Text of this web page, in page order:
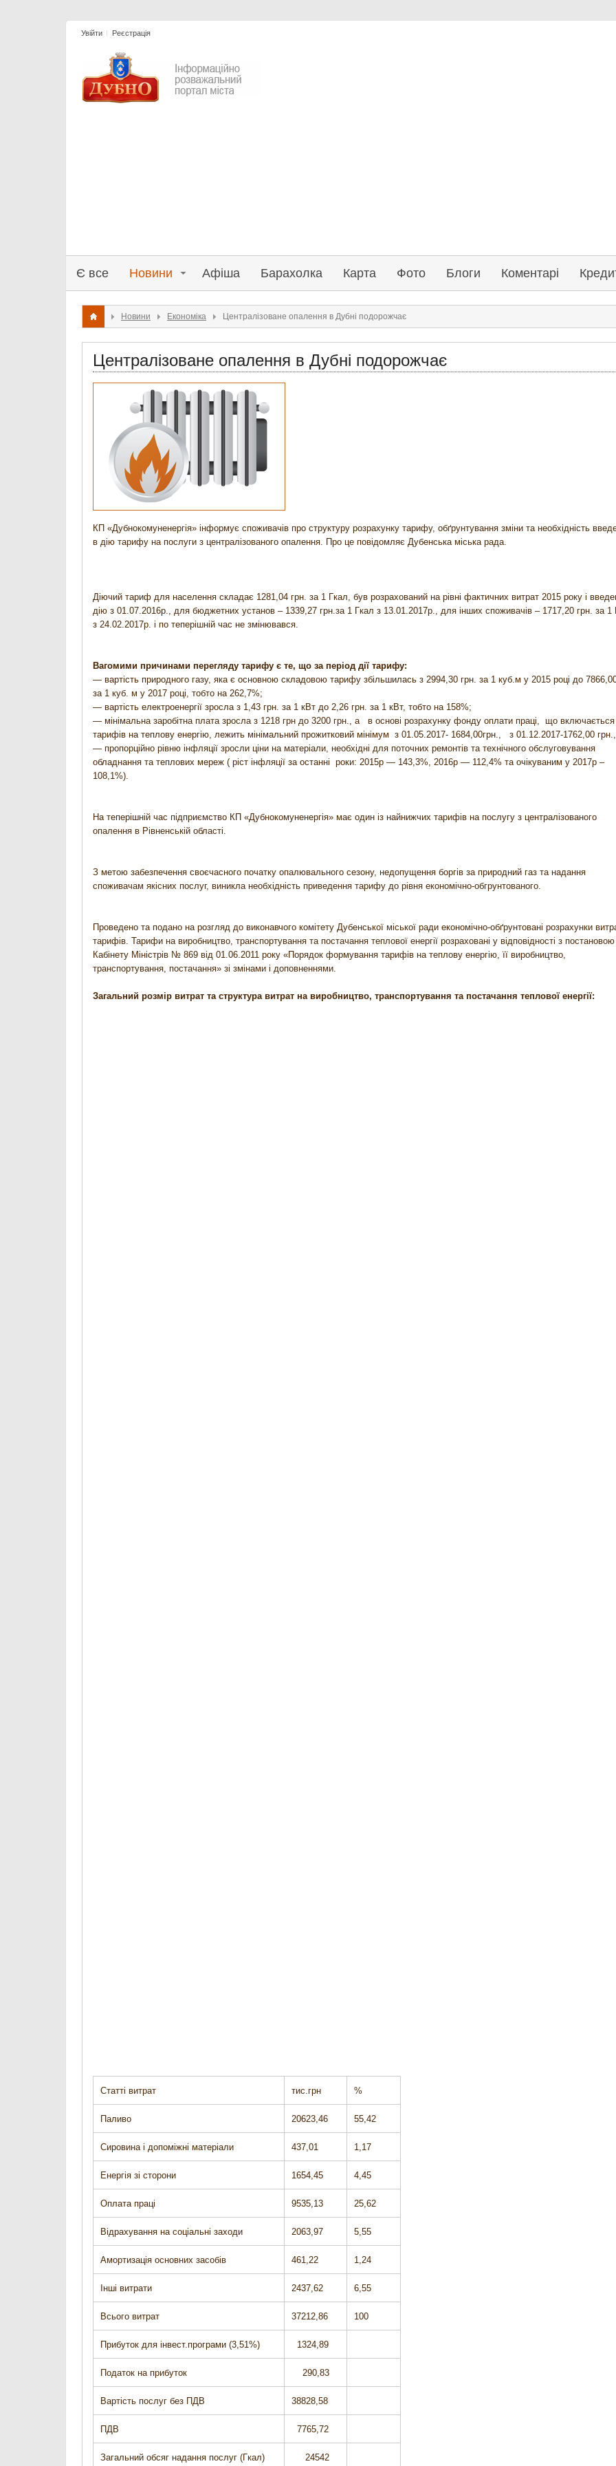
Увійти Реєстрація
Є все Новини Афіша Барахолка Карта Фото Блоги Коментарі
Новини Економіка Централізоване опалення в Дубні подорожчає
Централізоване опалення в Дубні подорожчає
КП «Дубнокомуненергія» інформує споживачів про структуру розрахунку тарифу, обґрунтування зміни та необхідність
в дію тарифу на послуги з централізованого опалення. Про це повідомляє Дубенська міська рада.
Діючий тариф для населення складає 1281,04 грн. за 1 Гкал, був розрахований на рівні фактичних витрат 2015 року і
дію з 01.07.2016р., для бюджетних установ – 1339,27 грн.за 1 Гкал з 13.01.2017р., для інших споживачів – 1717,20 грн. за 1
з 24.02.2017р. і по теперішній час не змінювався.
Вагомими причинами перегляду тарифу є те, що за період дії тарифу:
— вартість природного газу, яка є основною складовою тарифу збільшилась з 2994,30 грн. за 1 куб.м у 2015 році до
за 1 куб. м у 2017 році, тобто на 262,7%;
— вартість електроенергії зросла з 1,43 грн. за 1 кВт до 2,26 грн. за 1 кВт, тобто на 158%;
— мінімальна заробітна плата зросла з 1218 грн до 3200 грн., а в основі розрахунку фонду оплати праці, що
тарифів на теплову енергію, лежить мінімальний прожитковий мінімум з 01.05.2017- 1684,00грн., з 01.12.2017-1762,00 грн.,
— пропорційно рівню інфляції зросли ціни на матеріали, необхідні для поточних ремонтів та технічного обслуговування
обладнання та теплових мереж ( ріст інфляції за останні роки: 2015р — 143,3%, 2016р — 112,4% та очікуваним у 2017р –
108,1%).
На теперішній час підприємство КП «Дубнокомуненергія» має один із найнижчих тарифів на послугу з централізованого
опалення в Рівненській області.
З метою забезпечення своєчасного початку опалювального сезону, недопущення боргів за природний газ та надання
споживачам якісних послуг, виникла необхідність приведення тарифу до рівня економічно-обгрунтованого.
Проведено та подано на розгляд до виконавчого комітету Дубенської міської ради економічно-обґрунтовані розрахунки
тарифів. Тарифи на виробництво, транспортування та постачання теплової енергії розраховані у відповідності з постановою
Кабінету Міністрів № 869 від 01.06.2011 року «Порядок формування тарифів на теплову енергію, її виробництво,
транспортування, постачання» зі змінами і доповненнями.
Загальний розмір витрат та структура витрат на виробництво, транспортування та постачання теплової енергії:
Статті витрат тис.грн %
Паливо 20623,46 55,42
Сировина і допоміжні матеріали 437,01 1,17
Енергія зі сторони 1654,45 4,45
Оплата праці 9535,13 25,62
Відрахування на соціальні заходи 2063,97 5,55
Амортизація основних засобів 461,22 1,24
Інші витрати 2437,62 6,55
Всього витрат 37212,86 100
Прибуток для інвест.програми (3,51%) 1324,89
Податок на прибуток 290,83
Вартість послуг без ПДВ 38828,58
ПДВ 7765,72
Загальний обсяг надання послуг (Гкал) 24542